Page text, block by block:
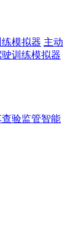
模拟器 主动
训练模拟器
验监管智能